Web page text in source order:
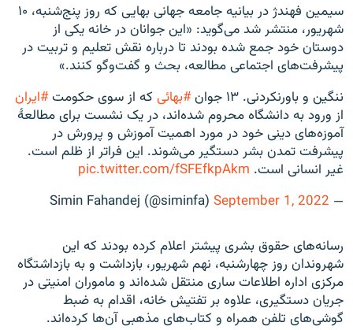
سیمین فهندژ در بیانیه جامعه جهانی بهایی که روز پنج‌شنبه، ۱۰
شهریور، منتشر شد می‌گوید: «این جوانان در خانه یکی از
دوستان خود جمع شده بودند تا درباره نقش تعلیم و تربیت در
پیشرفت‌های اجتماعی مطالعه، بحث و گفت‌وگو کنند.»
ننگین و باورنکردنی. ١٣ جوان
#بهائی که از سوی حکومت#ایران
از ورود به دانشگاه محروم شده‌اند، در یک نشست برای مطالعۀ
آموزه‌های دینی خود در مورد اهمیت آموزش و پرورش در
پیشرفت تمدن بشر دستگیر می‌شوند. این فراتر از ظلم است.
غیر انسانی است. pic.twitter.com/fSFEfkpAkm
— Simin Fahandej (@siminfa)
September 1, 2022
رسانه‌های حقوق بشری پیشتر اعلام کرده بودند که این
شهروندان روز چهارشنبه، نهم شهریور، بازداشت و به بازداشتگاه
مرکزی اداره اطلاعات ساری منتقل شده‌اند و ماموران امنیتی در
جریان دستگیری، علاوه بر تفتیش خانه، اقدام به ضبط
گوشی‌های تلفن همراه و کتاب‌های مذهبی آن‌ها کرده‌اند.